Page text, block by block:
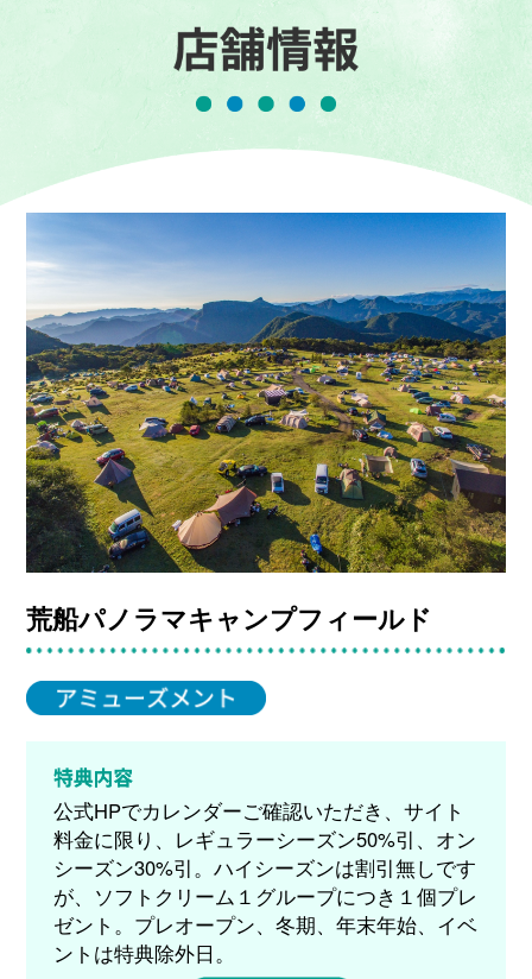
荒船パノラマキャンプフィールド
公式HPでカレンダーご確認いただき、サイト
料金に限り、レギュラーシーズン50%引、オン
シーズン30%引。ハイシーズンは割引無しです
が、ソフトクリーム１グループにつき１個プレ
ゼント。プレオープン、冬期、年末年始、イベ
ントは特典除外日。